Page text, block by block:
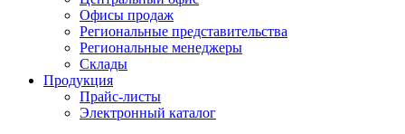
Офисы продаж
Региональные представительства
Региональные менеджеры
Склады
Продукция
Прайс-листы
Электронный каталог